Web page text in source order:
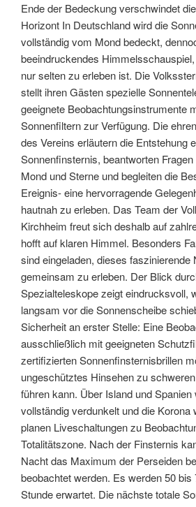
Ende der Bedeckung verschwindet
Horizont In Deutschland wird die
vollständig vom Mond bedeckt,
beeindruckendes
nur selten zu erleben ist. Die
stellt ihren Gästen spezielle
geeignete Beobachtungsinstrumente
Sonnenfiltern zur Verfügung. Die
des Vereins erläutern die Entstehung
Sonnenfinsternis, beantworten
Mond und Sterne und begleiten die
Ereignis- eine hervorragende
hautnah zu erleben. Das Team der
Kirchheim freut sich deshalb auf
hofft auf klaren Himmel. Besonders
sind eingeladen, dieses faszinierende
gemeinsam zu erleben. Der Blick
Spezialteleskope zeigt eindrucksvoll,
langsam vor die Sonnenscheibe
Sicherheit an erster Stelle: Eine
ausschließlich mit geeigneten
zertifizierten Sonnenfinsternisbrillen
ungeschütztes Hinsehen zu
führen kann. Über Island und Spanien
vollständig verdunkelt und die Korona
planen Liveschaltungen zu
Totalitätszone. Nach der Finsternis
Nacht das Maximum der Perseiden
beobachtet werden. Es werden 50 bis
Stunde erwartet. Die nächste totale